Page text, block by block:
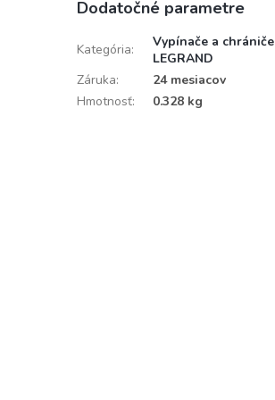
Dodatočné parametre
Kategória:
Vypínače a chrániče
LEGRAND
Záruka:
24 mesiacov
Hmotnosť: 0.328 kg